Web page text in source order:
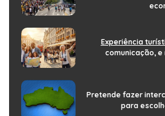
Experiência
comunicação, e
Pretende fazer
para